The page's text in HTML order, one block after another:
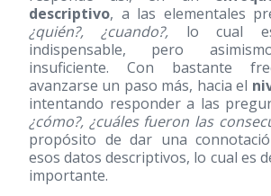
descriptivo, a las elementales
¿quién?, ¿cuando?, lo cual es
indispensable, pero
insuficiente. Con bastante
avanzarse un paso más, hacia el
intentando responder a las
¿cómo?, ¿cuáles fueron las
propósito de dar una
esos datos descriptivos, lo cual es
importante.